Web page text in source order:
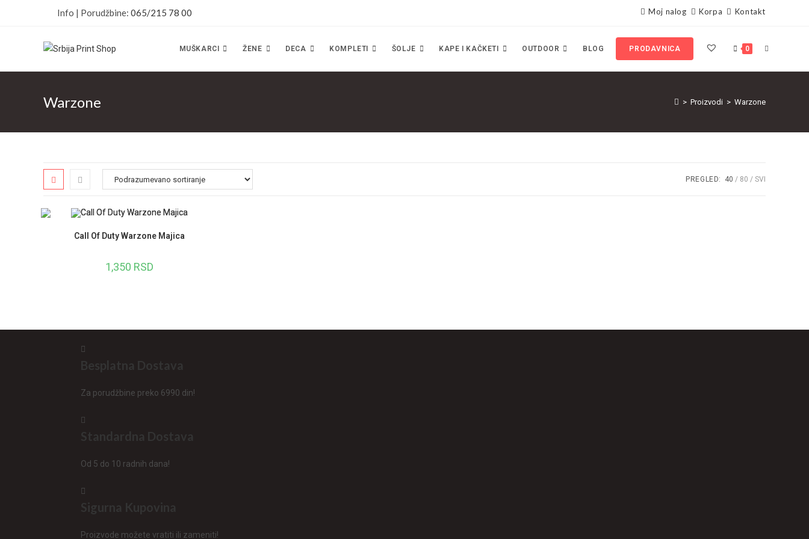
Info | Porudžbine: 065/215 78 00 Moj nalog Korpa Kontakt
MUŠKARCI ŽENE DECA KOMPLETI ŠOLJE KAPE I KAČKETI OUTDOOR BLOG PRODAVNICA 0
Warzone > Proizvodi > Warzone
PREGLED: 40 80 SVI
Call Of Duty Warzone Majica
1,350 RSD
Za porudžbine preko 6990 din!
Od 5 do 10 radnih dana!
Proizvode možete vratiti ili zameniti!